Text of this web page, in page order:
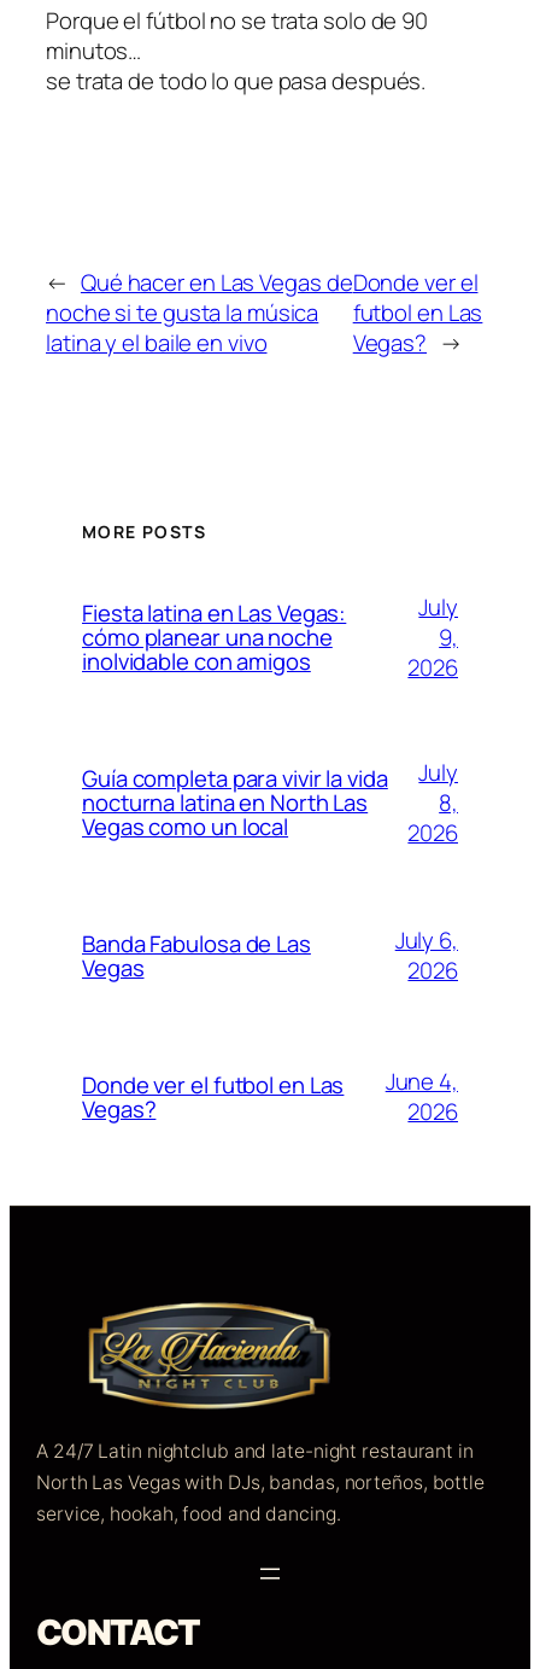
Porque el fútbol no se trata solo de 90
minutos…
se trata de todo lo que pasa después.
← Qué hacer en Las Vegas de
noche si te gusta la música
latina y el baile en vivo
Donde ver el
futbol en Las
Vegas? →
MORE POSTS
Fiesta latina en Las Vegas:
cómo planear una noche
inolvidable con amigos
July
9,
2026
Guía completa para vivir la vida
nocturna latina en North Las
Vegas como un local
July
8,
2026
Banda Fabulosa de Las
Vegas
July 6,
2026
Donde ver el futbol en Las
Vegas?
June 4,
2026
A 24/7 Latin nightclub and late-night restaurant in
North Las Vegas with DJs, bandas, norteños, bottle
service, hookah, food and dancing.
CONTACT